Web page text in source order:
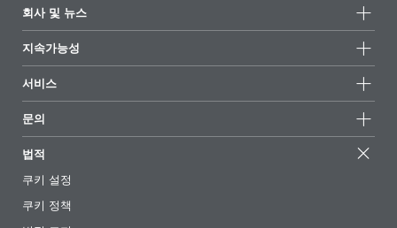
천연 왁스 에멀전을 기반으로 한 천연 가구 및 목재 관리 제
품
제품
AQUACER 561, AQUACER
497
영어
모든제품
하이라이트
회사 및 뉴스
뉴스
언론 및 미디어
소재지 및 판매점
전시회 및 이벤트
지속가능성
지속가능한 제품
성공 사례
EcoVadis
인증서
서비스
추천 배합
기사
전자책
규제 현황
문의
법적
쿠키 설정
쿠키 정책